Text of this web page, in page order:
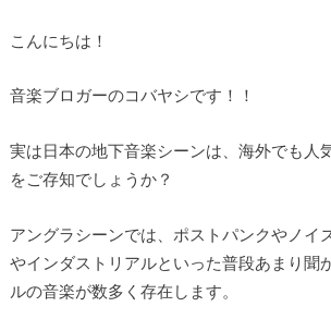
こんにちは！
音楽ブロガーのコバヤシです！！
実は日本の地下音楽シーンは、海外でも人
をご存知でしょうか？
アングラシーンでは、ポストパンクやノイ
やインダストリアルといった普段あまり聞
ルの音楽が数多く存在します。